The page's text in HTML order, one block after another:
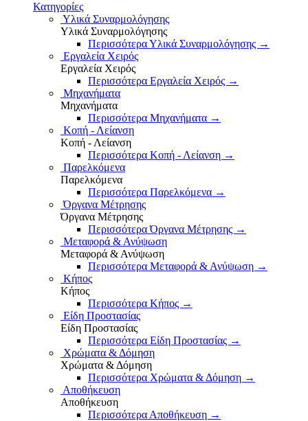
Κατηγορίες
Υλικά Συναρμολόγησης
Υλικά Συναρμολόγησης
Περισσότερα Υλικά Συναρμολόγησης →
Εργαλεία Χειρός
Εργαλεία Χειρός
Περισσότερα Εργαλεία Χειρός →
Μηχανήματα
Μηχανήματα
Περισσότερα Μηχανήματα →
Κοπή - Λείανση
Κοπή - Λείανση
Περισσότερα Κοπή - Λείανση →
Παρελκόμενα
Παρελκόμενα
Περισσότερα Παρελκόμενα →
Όργανα Μέτρησης
Όργανα Μέτρησης
Περισσότερα Όργανα Μέτρησης →
Μεταφορά & Ανύψωση
Μεταφορά & Ανύψωση
Περισσότερα Μεταφορά & Ανύψωση →
Κήπος
Κήπος
Περισσότερα Κήπος →
Είδη Προστασίας
Είδη Προστασίας
Περισσότερα Είδη Προστασίας →
Χρώματα & Δόμηση
Χρώματα & Δόμηση
Περισσότερα Χρώματα & Δόμηση →
Αποθήκευση
Αποθήκευση
Περισσότερα Αποθήκευση →